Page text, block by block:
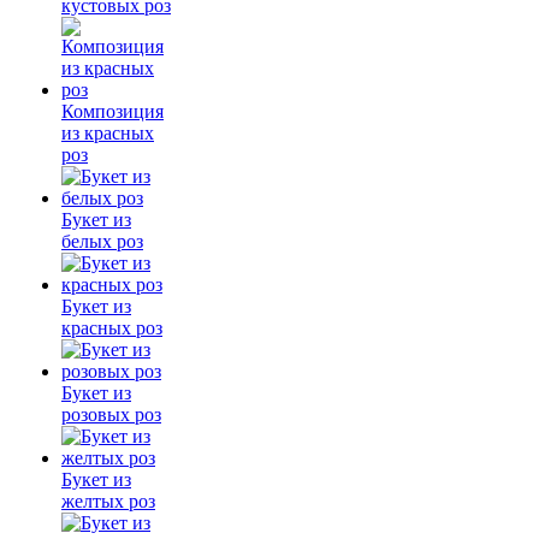
кустовых роз
Композиция
из красных
роз
Букет из
белых роз
Букет из
красных роз
Букет из
розовых роз
Букет из
желтых роз